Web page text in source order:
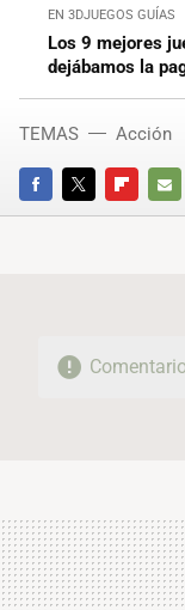
EN 3DJUEGOS GUÍAS
Los 9 mejores
dejábamos la
FACEBOOKTWITTERFLIPBOARD
E-
TEMAS Acción